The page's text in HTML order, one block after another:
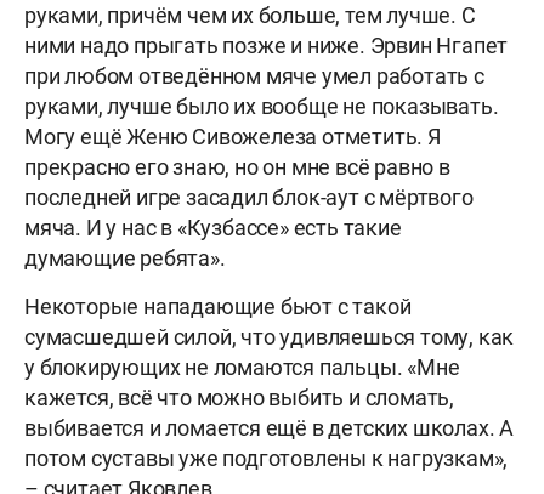
руками, причём чем их больше, тем лучше. С
ними надо прыгать позже и ниже. Эрвин Нгапет
при любом отведённом мяче умел работать с
руками, лучше было их вообще не показывать.
Могу ещё Женю Сивожелеза отметить. Я
прекрасно его знаю, но он мне всё равно в
последней игре засадил блок-аут с мёртвого
мяча. И у нас в «Кузбассе» есть такие
думающие ребята».
Некоторые нападающие бьют с такой
сумасшедшей силой, что удивляешься тому, как
у блокирующих не ломаются пальцы. «Мне
кажется, всё что можно выбить и сломать,
выбивается и ломается ещё в детских школах. А
потом суставы уже подготовлены к нагрузкам»,
– считает Яковлев.